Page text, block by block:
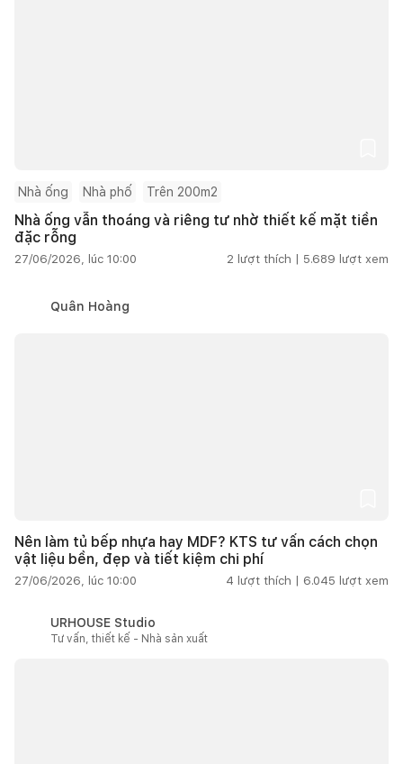
Nhà ống Nhà phố Trên 200m2
Nhà ống vẫn thoáng và riêng tư nhờ thiết kế mặt tiền
đặc rỗng
27/06/2026, lúc 10:00 2 lượt thích | 5.689 lượt xem
Quân Hoàng
Nên làm tủ bếp nhựa hay MDF? KTS tư vấn cách chọn
vật liệu bền, đẹp và tiết kiệm chi phí
27/06/2026, lúc 10:00 4 lượt thích | 6.045 lượt xem
URHOUSE Studio
Tư vấn, thiết kế - Nhà sản xuất